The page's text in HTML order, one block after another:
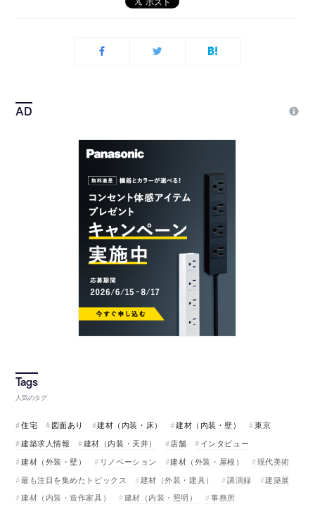
人気のタグ
住宅 図面あり 建材（内装・床） 建材（内装・壁）
東京
建築求人情報
建材（内装・天井） 店舗
インタビュー
建材（外装・壁）
リノベーション 建材（外装・屋根）
現代美術
最も注目を集めたトピックス
建材（外装・建具） 講演録
建築展
建材（内装・造作家具）
建材（内装・照明）
事務所